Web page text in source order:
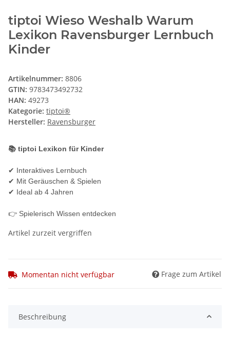
tiptoi Wieso Weshalb Warum
Lexikon Ravensburger Lernbuch
Kinder
Artikelnummer: 8806
GTIN: 9783473492732
HAN: 49273
Kategorie: tiptoi®
Hersteller: Ravensburger
📚 tiptoi Lexikon für Kinder
✔ Interaktives Lernbuch
✔ Mit Geräuschen & Spielen
✔ Ideal ab 4 Jahren
👉 Spielerisch Wissen entdecken
Artikel zurzeit vergriffen
Momentan nicht verfügbar Frage zum Artikel
Beschreibung